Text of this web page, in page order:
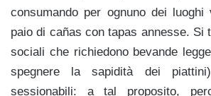
consumando per ognuno dei
paio di cañas con tapas annesse. Si
sociali che richiedono bevande
spegnere la sapidità dei
sessionabili: a tal proposito,